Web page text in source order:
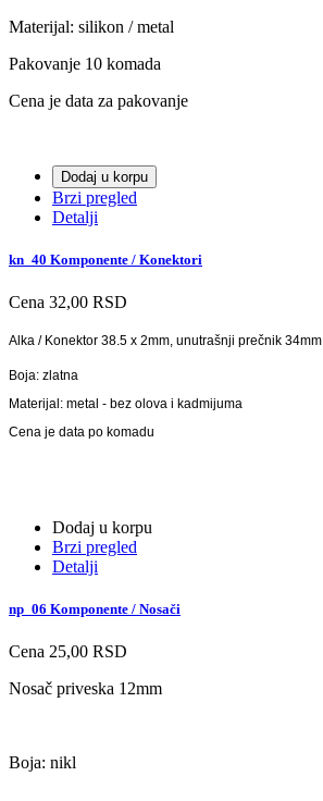
Materijal: silikon / metal
Pakovanje 10 komada
Cena je data za pakovanje
Dodaj u korpu
Brzi pregled
Detalji
kn_40 Komponente / Konektori
Cena 32,00 RSD
Alka / Konektor 38.5 x 2mm, unutrašnji prečnik 34mm
Boja: zlatna
Materijal: metal - bez olova i kadmijuma
Cena je data po komadu
Dodaj u korpu
Brzi pregled
Detalji
np_06 Komponente / Nosači
Cena 25,00 RSD
Nosač priveska 12mm
Boja: nikl